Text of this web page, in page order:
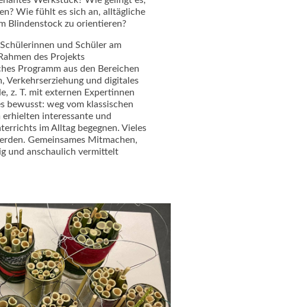
Wie fühlt es sich an, alltägliche
Blindenstock zu orientieren?
und Schüler am
des Projekts
Programm aus den Bereichen
Verkehrserziehung und digitales
z. T. mit externen Expertinnen
bewusst: weg vom klassischen
erhielten interessante und
im Alltag begegnen. Vieles
Gemeinsames Mitmachen,
und anschaulich vermittelt